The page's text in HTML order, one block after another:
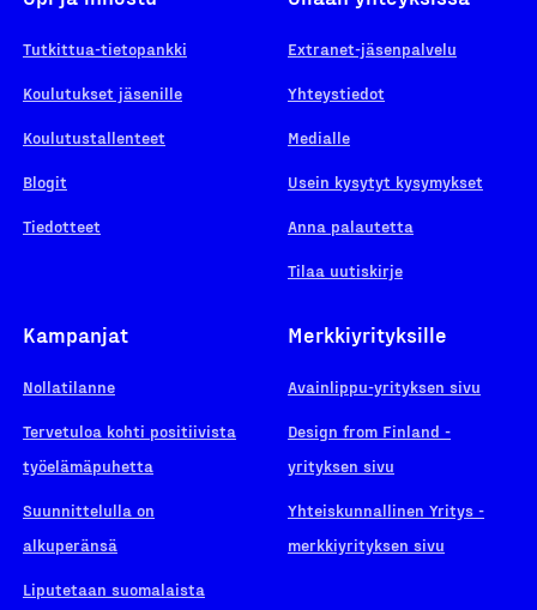
Tutkittua-tietopankki
Koulutukset jäsenille
Koulutustallenteet
Blogit
Tiedotteet
Extranet-jäsenpalvelu
Yhteystiedot
Medialle
Usein kysytyt kysymykset
Anna palautetta
Tilaa uutiskirje
Kampanjat
Nollatilanne
Tervetuloa kohti positiivista
työelämäpuhetta
Suunnittelulla on
alkuperänsä
Liputetaan suomalaista
Merkkiyrityksille
Avainlippu-yrityksen sivu
Design from Finland -
yrityksen sivu
Yhteiskunnallinen Yritys -
merkkiyrityksen sivu